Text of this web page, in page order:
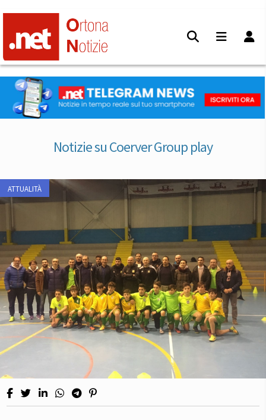
Notizie su Coerver Group play
ATTUALITÀ